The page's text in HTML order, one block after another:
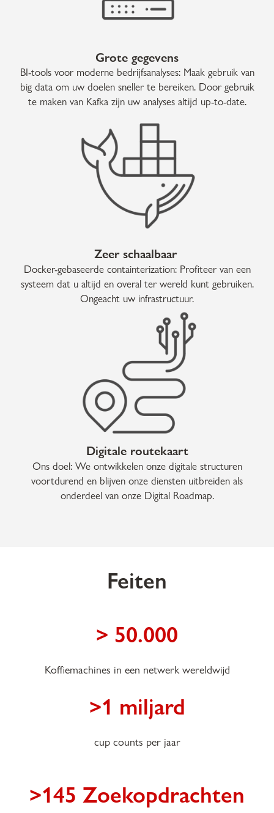
Grote gegevens
BI-tools voor moderne bedrijfsanalyses: Maak gebruik van
big data om uw doelen sneller te bereiken. Door gebruik
te maken van Kafka zijn uw analyses altijd up-to-date.
Zeer schaalbaar
Docker-gebaseerde containterization: Profiteer van een
systeem dat u altijd en overal ter wereld kunt gebruiken.
Ongeacht uw infrastructuur.
Digitale routekaart
Ons doel: We ontwikkelen onze digitale structuren
voortdurend en blijven onze diensten uitbreiden als
onderdeel van onze Digital Roadmap.
Feiten
> 50.000
Koffiemachines in een netwerk wereldwijd
>1 miljard
cup counts per jaar
>145 Zoekopdrachten